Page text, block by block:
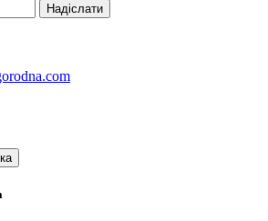
Надіслати